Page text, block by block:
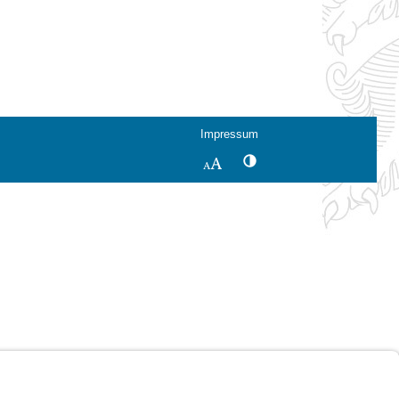
Impressum
SchriftgrößeKontrastwechsel